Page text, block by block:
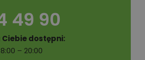
49 90
dostępni:
8:00 – 20:00